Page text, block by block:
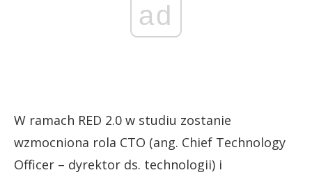
ad
W ramach RED 2.0 w studiu zostanie
wzmocniona rola CTO (ang. Chief Technology
Officer – dyrektor ds. technologii) i